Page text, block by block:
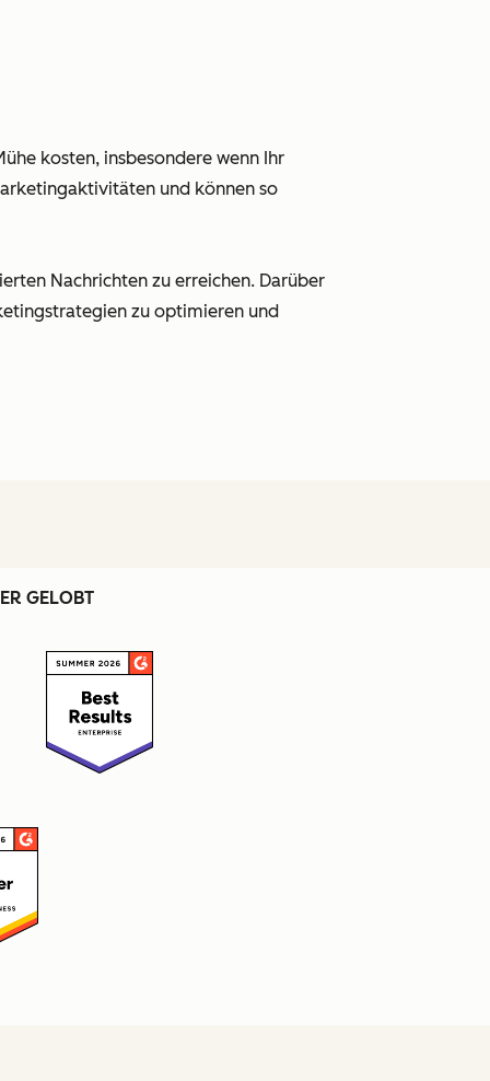
kosten, insbesondere wenn Ihr
und können so
Nachrichten zu erreichen. Darüber
zu optimieren und
GELOBT